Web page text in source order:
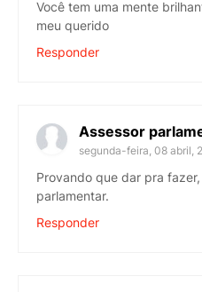
Você tem uma mente
meu querido
Responder
Assessor
segunda-feira, 08 abril,
Provando que dar pra
parlamentar.
Responder